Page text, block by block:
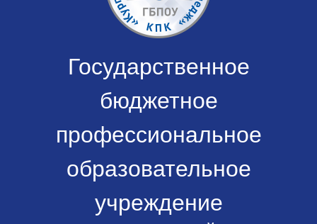
Государственное
бюджетное
профессиональное
образовательное
учреждение